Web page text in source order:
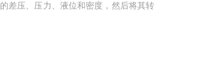
差压、压力、液位和密度，然后将其转